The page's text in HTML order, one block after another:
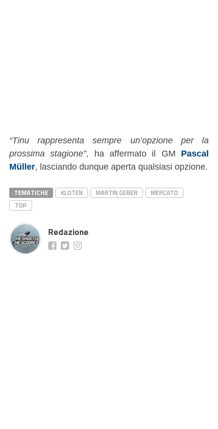
“Tinu rappresenta sempre un’opzione per la
prossima stagione”, ha affermato il GM Pascal
Müller, lasciando dunque aperta qualsiasi opzione.
TEMATICHE KLOTEN MARTIN GEBER
MERCATO
TOP
Redazione